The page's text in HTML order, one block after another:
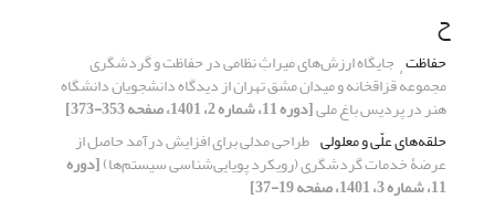
ح
حفاظت جایگاه ارزش‌های میراثِ نظامی در حفاظت و گردشگری
مجموعهٔ قزاقخانه و میدان مشق تهران از دیدگاه دانشجویان دانشگاه
هنر در پردیس باغ ملی[دوره 11، شماره 2، 1401، صفحه 353-373]
حلقه‌های علّی و معلولی طراحی مدلی برای افزایش درآمد حاصل از
عرضۀ خدمات گردشگری (رویکرد پویایی‌شناسی سیستم‌ها)[دوره
11، شماره 3، 1401، صفحه 19-37]